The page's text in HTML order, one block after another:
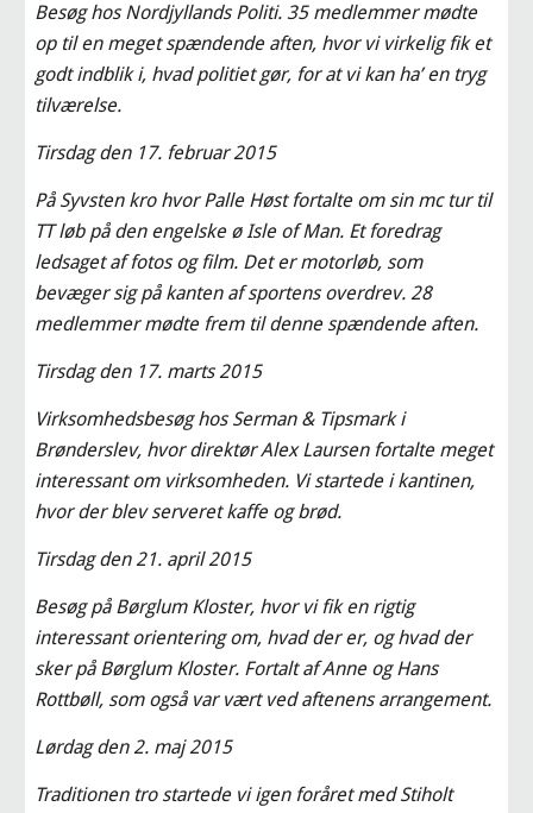
Besøg hos Nordjyllands Politi. 35 medlemmer mødte
op til en meget spændende aften, hvor vi virkelig fik et
godt indblik i, hvad politiet gør, for at vi kan ha’ en tryg
tilværelse.
Tirsdag den 17. februar 2015
På Syvsten kro hvor Palle Høst fortalte om sin mc tur til
TT løb på den engelske ø Isle of Man. Et foredrag
ledsaget af fotos og film. Det er motorløb, som
bevæger sig på kanten af sportens overdrev. 28
medlemmer mødte frem til denne spændende aften.
Tirsdag den 17. marts 2015
Virksomhedsbesøg hos Serman & Tipsmark i
Brønderslev, hvor direktør Alex Laursen fortalte meget
interessant om virksomheden. Vi startede i kantinen,
hvor der blev serveret kaffe og brød.
Tirsdag den 21. april 2015
Besøg på Børglum Kloster, hvor vi fik en rigtig
interessant orientering om, hvad der er, og hvad der
sker på Børglum Kloster. Fortalt af Anne og Hans
Rottbøll, som også var vært ved aftenens arrangement.
Lørdag den 2. maj 2015
Traditionen tro startede vi igen foråret med Stiholt